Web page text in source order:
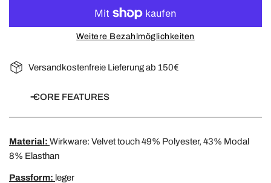
Weitere Bezahlmöglichkeiten
Versandkostenfreie Lieferung ab 150€
CORE FEATURES
Material: Wirkware: Velvet touch 49% Polyester, 43% Modal
8% Elasthan
Passform: leger